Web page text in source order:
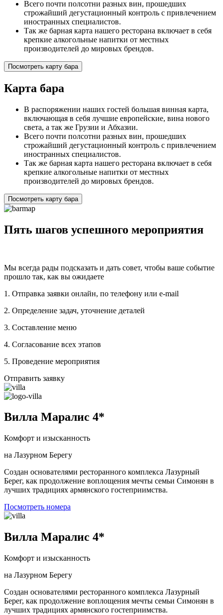
Всего почти полсотни разных вин, прошедших
строжайший дегустационный контроль с привлечением
иностранных специалистов.
Так же барная карта нашего ресторана включает в себя
крепкие алкогольные напитки от местных
производителей до мировых брендов.
Посмотреть карту бара
Карта бара
В распоряжении наших гостей большая винная карта,
включающая в себя лучшие европейские, вина нового
света, а так же Грузии и Абхазии.
Всего почти полсотни разных вин, прошедших
строжайший дегустационный контроль с привлечением
иностранных специалистов.
Так же барная карта нашего ресторана включает в себя
крепкие алкогольные напитки от местных
производителей до мировых брендов.
Посмотреть карту бара
Пять шагов успешного мероприятия
Мы всегда рады подсказать и дать совет, чтобы ваше событие
прошло так, как вы ожидаете
1. Отправка заявки онлайн, по телефону или e-mail
2. Определение задач, уточнение деталей
3. Составление меню
4. Согласование всех этапов
5. Проведение мероприятия
Отправить заявку
Вилла Маралис 4*
Комфорт и изысканность
на Лазурном Берегу
Создан основателями ресторанного комплекса Лазурный
Берег, как продолжение воплощения мечты семьи Симонян в
лучших традициях армянского гостеприимства.
Посмотреть номера
Вилла Маралис 4*
Комфорт и изысканность
на Лазурном Берегу
Создан основателями ресторанного комплекса Лазурный
Берег, как продолжение воплощения мечты семьи Симонян в
лучших традициях армянского гостеприимства.